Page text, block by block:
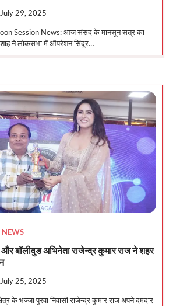
July 29, 2025
Session News: आज संसद के मानसून सत्र का
शाह ने लोकसभा में ऑपरेशन सिंदूर…
NEWS
बॉलीवुड अभिनेता राजेन्द्र कुमार राज ने शहर
July 25, 2025
के भज्जा पुरवा निवासी राजेन्द्र कुमार राज अपने दमदार